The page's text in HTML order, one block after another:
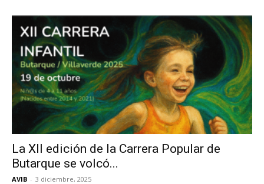
La XII edición de la Carrera Popular de
Butarque se volcó...
AVIB - 3 diciembre, 2025